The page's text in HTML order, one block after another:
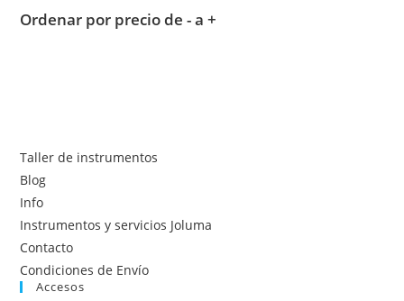
Ordenar por precio de - a +
Taller de instrumentos
Blog
Info
Instrumentos y servicios Joluma
Contacto
Condiciones de Envío
Accesos